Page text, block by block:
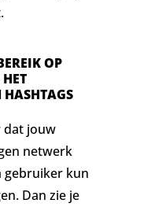
OP
dat jouw
netwerk
gebruiker kun
Dan zie je